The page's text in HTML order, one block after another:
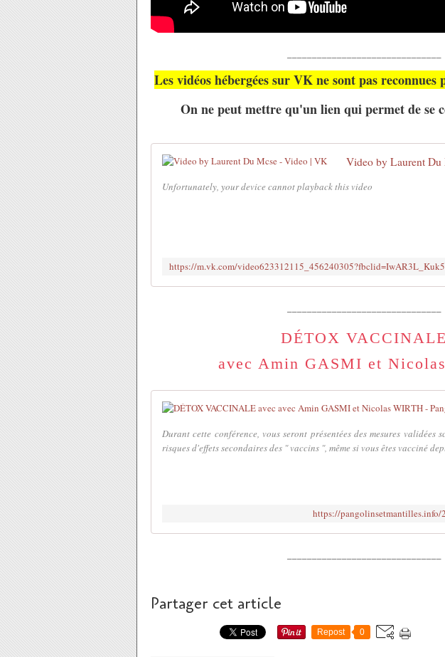
Les vidéos hébergées sur VK ne sont pas
On ne peut mettre qu'un lien qui permet de se
Video by Laurent
Unfortunately, your device cannot playback this video
DÉTOX VACCINALE
avec Amin GASMI et
Durant cette conférence, vous seront présentées des mesures
risques d'effets secondaires des " vaccins ", même si vous êtes vacciné
https://
Partager cet article
Repost 0